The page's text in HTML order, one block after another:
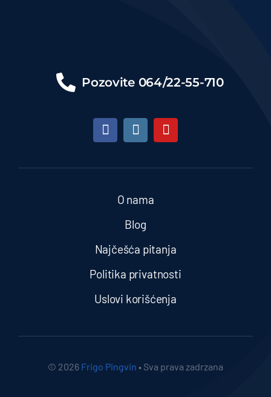
Pozovite 064/22-55-710
O nama
Blog
Najčešća pitanja
Politika privatnosti
Uslovi korišćenja
© 2026 Frigo Pingvin • Sva prava zadrzana